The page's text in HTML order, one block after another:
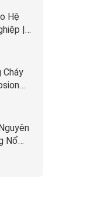
Hệ
|
Cháy
Nổ